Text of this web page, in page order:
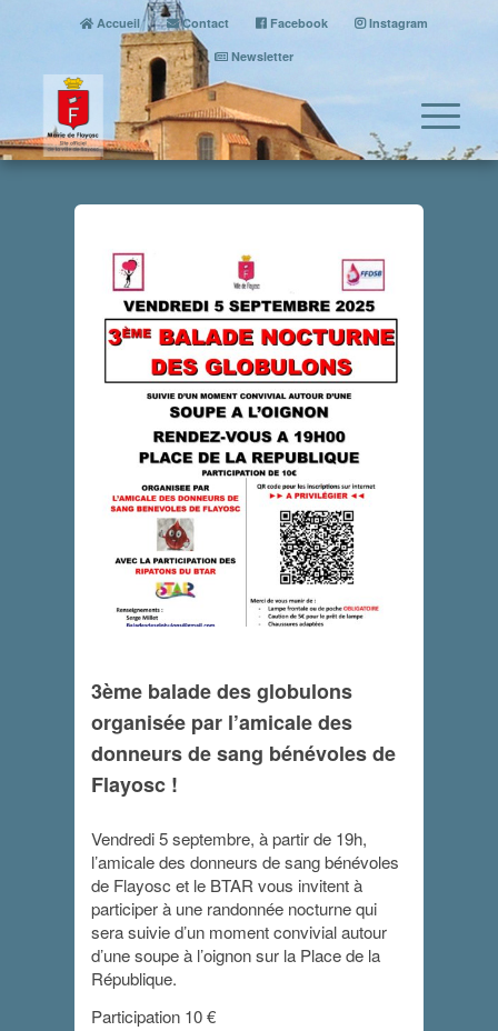
Accueil Contact Facebook
Instagram
Newsletter
Balade de
globulons 2025
5 septembre 2025 - 19 h 00 min
3ème balade des globulons
organisée par l’amicale des
donneurs de sang bénévoles de
Flayosc !
Vendredi 5 septembre, à partir de 19h,
l’amicale des donneurs de sang bénévoles
de Flayosc et le BTAR vous invitent à
participer à une randonnée nocturne qui
sera suivie d’un moment convivial autour
d’une soupe à l’oignon sur la Place de la
République.
Participation 10 €